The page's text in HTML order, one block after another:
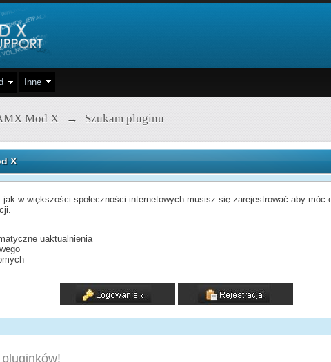
Inne
Mod X → Szukam pluginu
X
jak w większości społeczności internetowych musisz się zarejestrować aby
uaktualnienia